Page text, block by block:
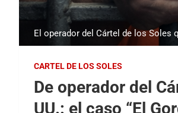
El operador del Cártel de los Soles
CARTEL DE LOS SOLES
De operador del
UU.: el caso “El